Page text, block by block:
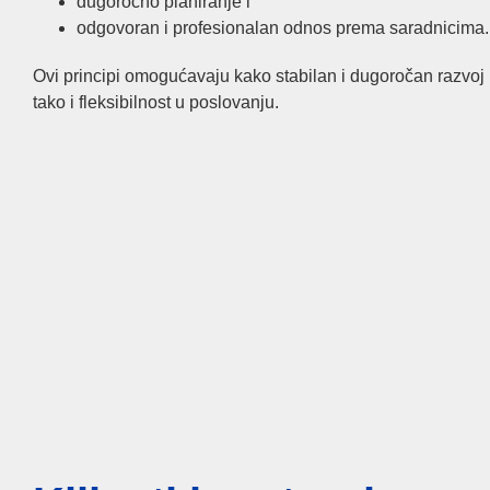
odgovoran i profesionalan odnos prema saradnicima.
Ovi principi omogućavaju kako stabilan i dugoročan razvoj
tako i fleksibilnost u poslovanju.